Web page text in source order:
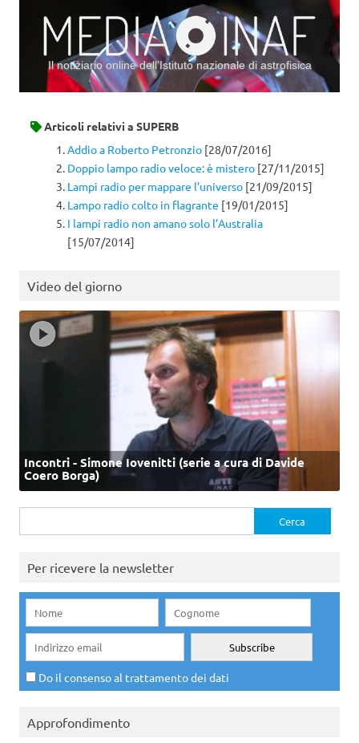
Il notiziario online dell’Istituto nazionale di astrofisica
Articoli relativi a SUPERB
Addio a Roberto Petronzio [28/07/2016]
Doppio lampo radio veloce: è mistero [27/11/2015]
Lampi radio per mappare l’universo [21/09/2015]
Lampo radio colto in flagrante [19/01/2015]
I lampi radio non amano solo l’Australia
[15/07/2014]
Video del giorno
Incontri - Simone Iovenitti (serie a cura di Davide
Coero Borga)
per:
Per ricevere la newsletter
Do il consenso al trattamento dei dati
Approfondimento